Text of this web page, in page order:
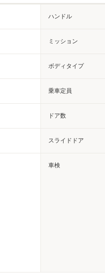
ハンドル
ミッション
ボディタイプ
乗車定員
ドア数
スライドドア
車検